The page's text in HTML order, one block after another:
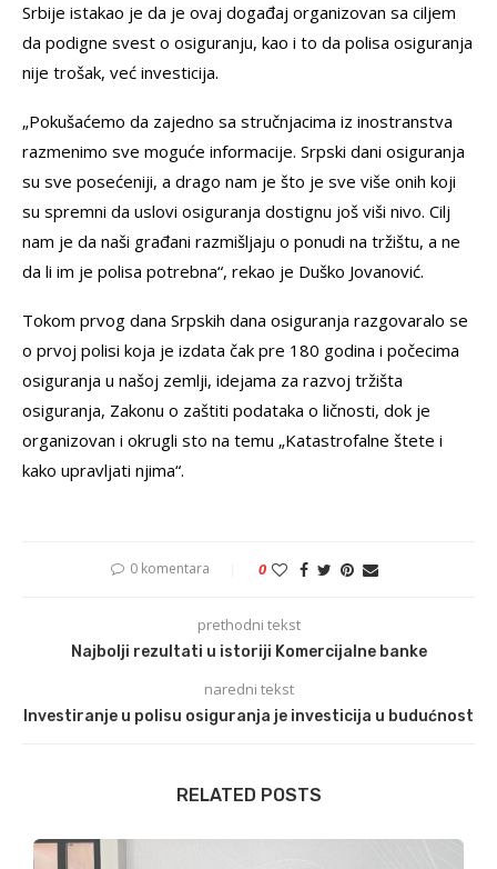
Srbije istakao je da je ovaj događaj organizovan sa ciljem
da podigne svest o osiguranju, kao i to da polisa osiguranja
nije trošak, već investicija.
„Pokušaćemo da zajedno sa stručnjacima iz inostranstva
razmenimo sve moguće informacije. Srpski dani osiguranja
su sve posećeniji, a drago nam je što je sve više onih koji
su spremni da uslovi osiguranja dostignu još viši nivo. Cilj
nam je da naši građani razmišljaju o ponudi na tržištu, a ne
da li im je polisa potrebna“, rekao je Duško Jovanović.
Tokom prvog dana Srpskih dana osiguranja razgovaralo se
o prvoj polisi koja je izdata čak pre 180 godina i počecima
osiguranja u našoj zemlji, idejama za razvoj tržišta
osiguranja, Zakonu o zaštiti podataka o ličnosti, dok je
organizovan i okrugli sto na temu „Katastrofalne štete i
kako upravljati njima“.
0 komentara 0
prethodni tekst
Najbolji rezultati u istoriji Komercijalne banke
naredni tekst
Investiranje u polisu osiguranja je investicija u budućnost
RELATED POSTS